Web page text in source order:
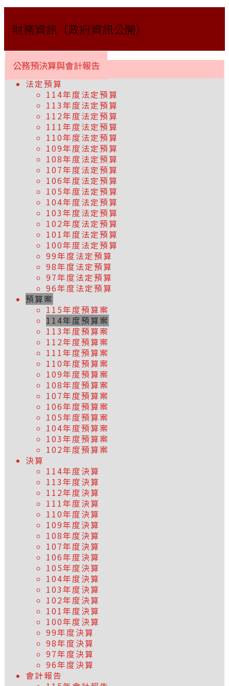
財務資訊（政府資訊公開）
公務預決算與會計報告
法定預算
114年度法定預算
113年度法定預算
112年度法定預算
111年度法定預算
110年度法定預算
109年度法定預算
108年度法定預算
107年度法定預算
106年度法定預算
105年度法定預算
104年度法定預算
103年度法定預算
102年度法定預算
101年度法定預算
100年度法定預算
99年度法定預算
98年度法定預算
97年度法定預算
96年度法定預算
預算案
115年度預算案
114年度預算案
113年度預算案
112年度預算案
111年度預算案
110年度預算案
109年度預算案
108年度預算案
107年度預算案
106年度預算案
105年度預算案
104年度預算案
103年度預算案
102年度預算案
決算
114年度決算
113年度決算
112年度決算
111年度決算
110年度決算
109年度決算
108年度決算
107年度決算
106年度決算
105年度決算
104年度決算
103年度決算
102年度決算
101年度決算
100年度決算
99年度決算
98年度決算
97年度決算
96年度決算
會計報告